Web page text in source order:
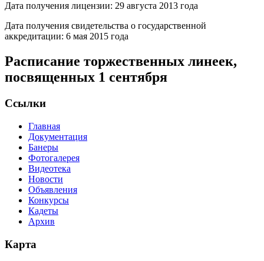
Дата получения лицензии: 29 августа 2013 года
Дата получения свидетельства о государственной
аккредитации: 6 мая 2015 года
Расписание торжественных линеек,
посвященных 1 сентября
Ссылки
Главная
Документация
Банеры
Фотогалерея
Видеотека
Новости
Объявления
Конкурсы
Кадеты
Архив
Карта